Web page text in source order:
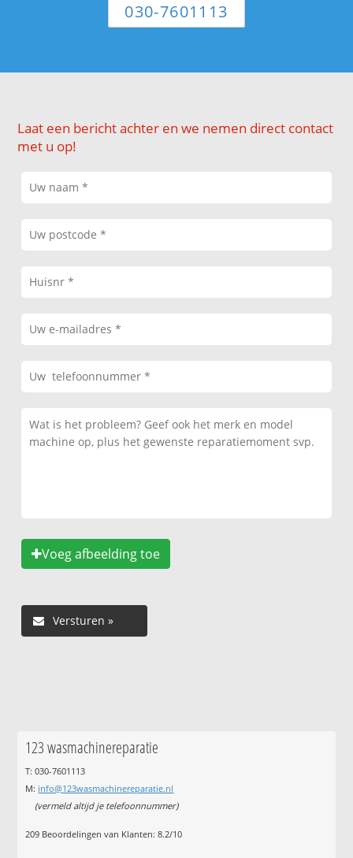
030-7601113
Laat een bericht achter en we nemen direct contact
met u op!
Voeg afbeelding toe
123 wasmachinereparatie
T: 030-7601113
M: info@123wasmachinereparatie.nl
(vermeld altijd je telefoonnummer)
209 Beoordelingen van Klanten:8.2/10